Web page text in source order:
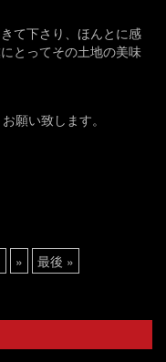
て下さり、ほんとに感
とってその土地の美味
願い致します。
» 最後 »